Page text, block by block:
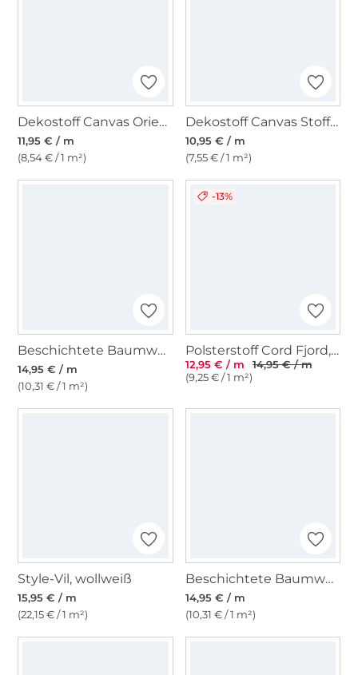
Dekostoff Canvas Orient Mandala, gelb multicolor
11,95 € / m
(8,54 € / 1 m²)
Dekostoff Canvas Stoff uni, pink
10,95 € / m
(7,55 € / 1 m²)
Beschichtete Baumwolle Abstract Shapes, blau
14,95 € / m
(10,31 € / 1 m²)
-13%
Polsterstoff Cord Fjord, blassgrün
12,95 € / m
14,95 € / m
(9,25 € / 1 m²)
Style-Vil, wollweiß
15,95 € / m
(22,15 € / 1 m²)
Beschichtete Baumwolle Orange on Stripes, blau
14,95 € / m
(10,31 € / 1 m²)